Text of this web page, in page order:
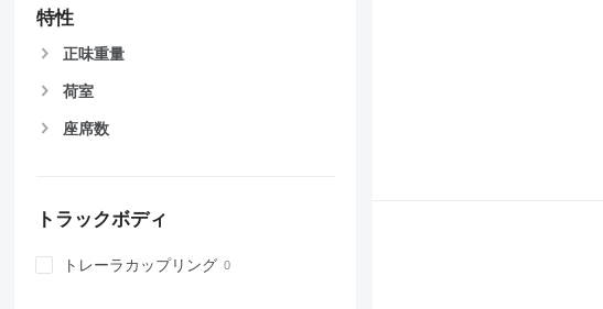
特性
正味重量
荷室
座席数
トラックボディ
トレーラカップリング